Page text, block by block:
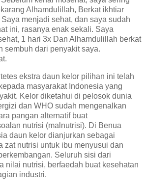
Alhamdulillah, Berkat ikhtiar
menjadi sehat, dan saya sudah
ini, rasanya enak sekali. Saya
1 hari 3x Dan Alhamdulillah berkat
sembuh dari penyakit saya.
ekstra daun kelor pilihan ini telah
masyarakat Indonesia yang
Kelor diketahui di pelosok dunia
dan WHO sudah mengenalkan
pangan alternatif buat
nutrisi (malnutrisi). Di Benua
daun kelor dianjurkan sebagai
zat nutrisi untuk ibu menyusui dan
Seluruh sisi dari
nilai nutrisi, berfaedah buat kesehatan
industri.